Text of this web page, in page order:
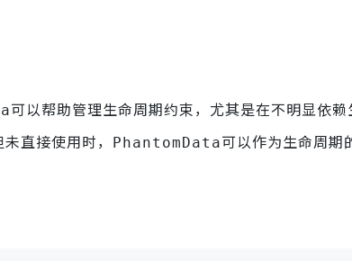
可以帮助管理生命周期约束，尤其是在不明显依
直接使用时，
PhantomData可以作为生命周期